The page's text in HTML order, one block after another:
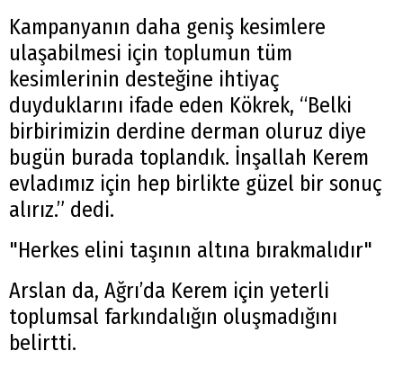
Kampanyanın daha geniş kesimlere
ulaşabilmesi için toplumun tüm
kesimlerinin desteğine ihtiyaç
duyduklarını ifade eden Kökrek, “Belki
birbirimizin derdine derman oluruz diye
bugün burada toplandık. İnşallah Kerem
evladımız için hep birlikte güzel bir sonuç
alırız.” dedi.
"Herkes elini taşının altına bırakmalıdır"
Arslan da, Ağrı’da Kerem için yeterli
toplumsal farkındalığın oluşmadığını
belirtti.